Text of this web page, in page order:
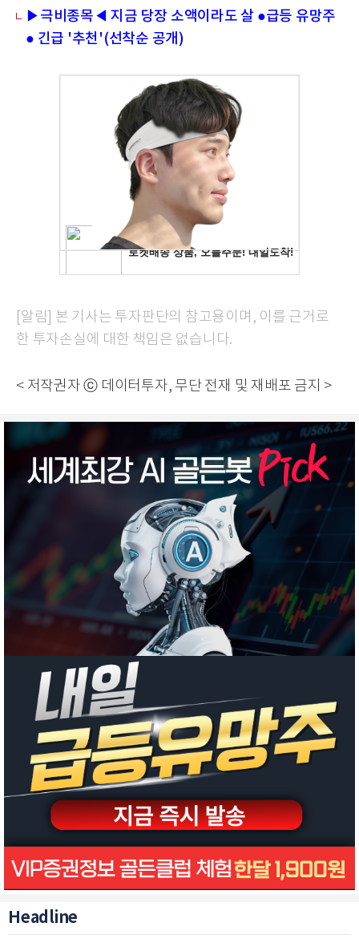
▶극비종목◀ 지금 당장 소액이라도 살 ●급등 유망주
● 긴급 '추천'(선착순 공개)
[알림] 본 기사는 투자판단의 참고용이며, 이를 근거로
한 투자손실에 대한 책임은 없습니다.
< 저작권자 ⓒ 데이터투자, 무단 전재 및 재배포 금지 >
Headline